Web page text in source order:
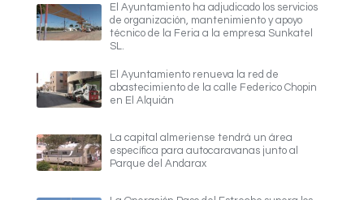
El Ayuntamiento ha adjudicado los servicios
de organización, mantenimiento y apoyo
técnico de la Feria a la empresa Sunkatel
SL.
El Ayuntamiento renueva la red de
abastecimiento de la calle Federico Chopin
en El Alquián
La capital almeriense tendrá un área
específica para autocaravanas junto al
Parque del Andarax